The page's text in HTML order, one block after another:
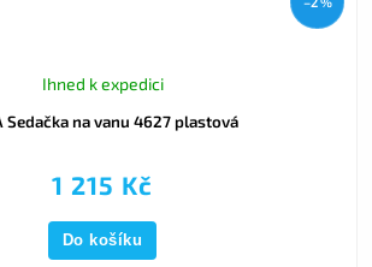
Sedačka na vanu 4627 plastová
Ihned k expedici
1 215 Kč
Do košíku